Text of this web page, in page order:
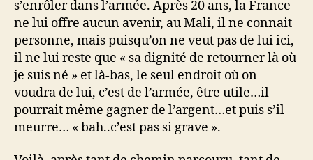
s’enrôler dans l’armée. Après 20 ans, la France
ne lui offre aucun avenir, au Mali, il ne connait
personne, mais puisqu’on ne veut pas de lui ici,
il ne lui reste que « sa dignité de retourner là où
je suis né » et là-bas, le seul endroit où on
voudra de lui, c’est de l’armée, être utile…il
pourrait même gagner de l’argent…et puis s’il
meurre… « bah..c’est pas si grave ».